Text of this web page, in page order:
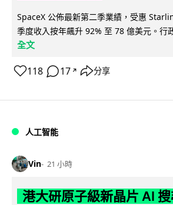
SpaceX 公佈最新第二季業績，受惠
季度收入按年飆升 92% 至 78 億美元。行
全文
118 17 ↗ 分享
人工智能
Vin 21 小時
港大研原子級新晶片 AI